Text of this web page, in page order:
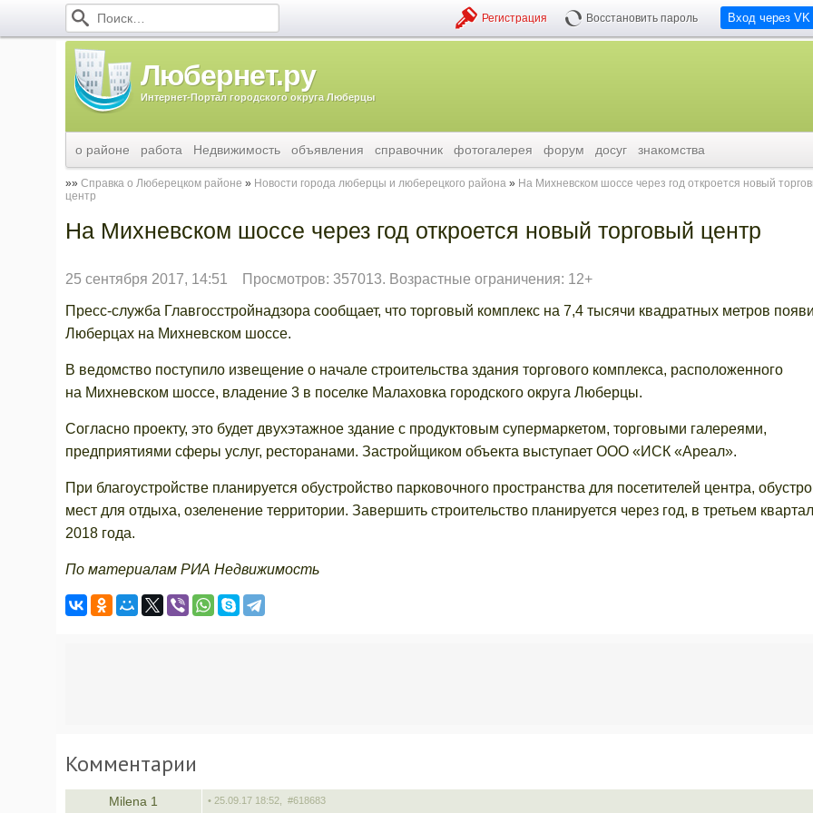
Вход через VK
Регистрация Восстановить пароль
Любернет.ру
Интернет-Портал городского округа Люберцы
о районе работа Недвижимость объявления справочник фотогалерея форум досуг знакомства
Справка о Люберецком районе Новости города люберцы и люберецкого района
На Михневском шоссе через год откроется новый
центр
На Михневском шоссе через год откроется новый торговый центр
25 сентября 2017, 14:51 Просмотров: 357013. Возрастные ограничения: 12+
Пресс-служба Главгосстройнадзора сообщает, что торговый комплекс на 7,4 тысячи квадратных метров
Люберцах на Михневском шоссе.
В ведомство поступило извещение о начале строительства здания торгового комплекса, расположенного
на Михневском шоссе, владение 3 в поселке Малаховка городского округа Люберцы.
Согласно проекту, это будет двухэтажное здание с продуктовым супермаркетом, торговыми галереями,
предприятиями сферы услуг, ресторанами. Застройщиком объекта выступает ООО «ИСК «Ареал».
При благоустройстве планируется обустройство парковочного пространства для посетителей центра,
мест для отдыха, озеленение территории. Завершить строительство планируется через год, в третьем
2018 года.
По материалам РИА Недвижимость
Комментарии
Мilena 1 • 25.09.17 18:52, #618683